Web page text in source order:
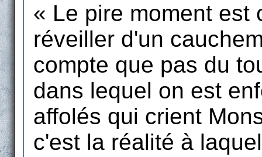
« Le pire moment est
réveiller d'un
compte que pas du
dans lequel on est
affolés qui crient
c'est la réalité à